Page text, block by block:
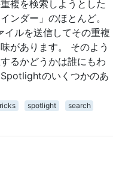
複を検索しようとした
ンダー」のほとんど。
イルを送信してその重複
があります。 そのよう
るかどうかは誰にもわ
のいくつかのあ
spotlight
search